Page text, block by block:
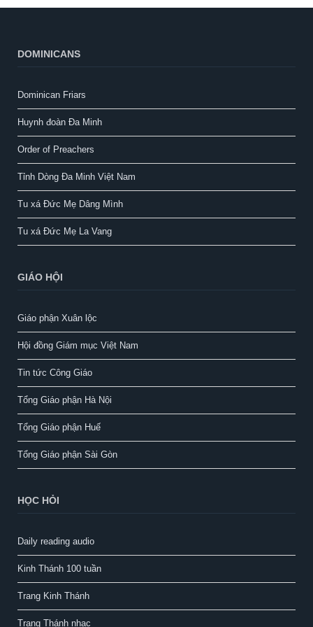
DOMINICANS
Dominican Friars
Huynh đoàn Đa Minh
Order of Preachers
Tỉnh Dòng Đa Minh Việt Nam
Tu xá Đức Mẹ Dâng Mình
Tu xá Đức Mẹ La Vang
GIÁO HỘI
Giáo phận Xuân lộc
Hội đồng Giám mục Việt Nam
Tin tức Công Giáo
Tổng Giáo phận Hà Nội
Tổng Giáo phận Huế
Tổng Giáo phận Sài Gòn
HỌC HỎI
Daily reading audio
Kinh Thánh 100 tuần
Trang Kinh Thánh
Trang Thánh nhạc